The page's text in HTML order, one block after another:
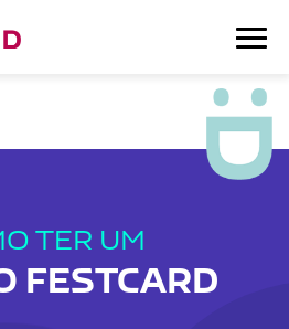
TER UM
FESTCARD